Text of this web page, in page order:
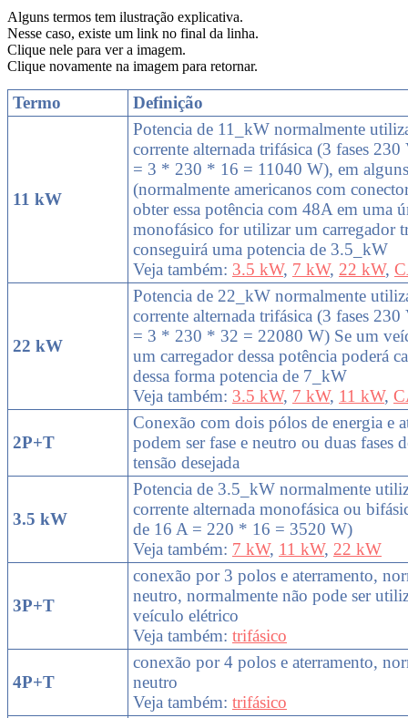
Alguns termos tem ilustração explicativa.
Nesse caso, existe um link no final da linha.
Clique nele para ver a imagem.
Clique novamente na imagem para retornar.
Termo Definição
11 kW
Potencia de 11_kW normalmente
corrente alternada trifásica (3 fases
= 3 * 230 * 16 = 11040 W), em
(normalmente americanos com
obter essa potência com 48A em uma
monofásico for utilizar um carregador
conseguirá uma potencia de 3.5_kW
Veja também: 3.5 kW, 7 kW, 22 kW,
22 kW
Potencia de 22_kW normalmente
corrente alternada trifásica (3 fases
= 3 * 230 * 32 = 22080 W) Se um
um carregador dessa potência poderá
dessa forma potencia de 7_kW
Veja também: 3.5 kW, 7 kW, 11 kW,
2P+T
Conexão com dois pólos de energia e
podem ser fase e neutro ou duas fases
tensão desejada
3.5 kW
Potencia de 3.5_kW normalmente
corrente alternada monofásica ou
de 16 A = 220 * 16 = 3520 W)
Veja também: 7 kW, 11 kW, 22 kW
3P+T
conexão por 3 polos e aterramento,
neutro, normalmente não pode ser
veículo elétrico
Veja também: trifásico
4P+T
conexão por 4 polos e aterramento,
neutro
Veja também: trifásico